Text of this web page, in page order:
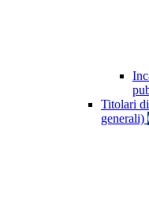
Titolari
generali)